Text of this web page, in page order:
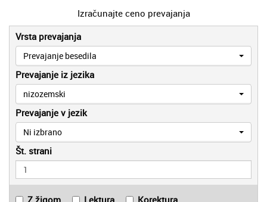
Izračunajte ceno prevajanja
Vrsta prevajanja
Prevajanje besedila
Prevajanje iz jezika
nizozemski
Prevajanje v jezik
Ni izbrano
Št. strani
Z žigom Lektura
Korektura